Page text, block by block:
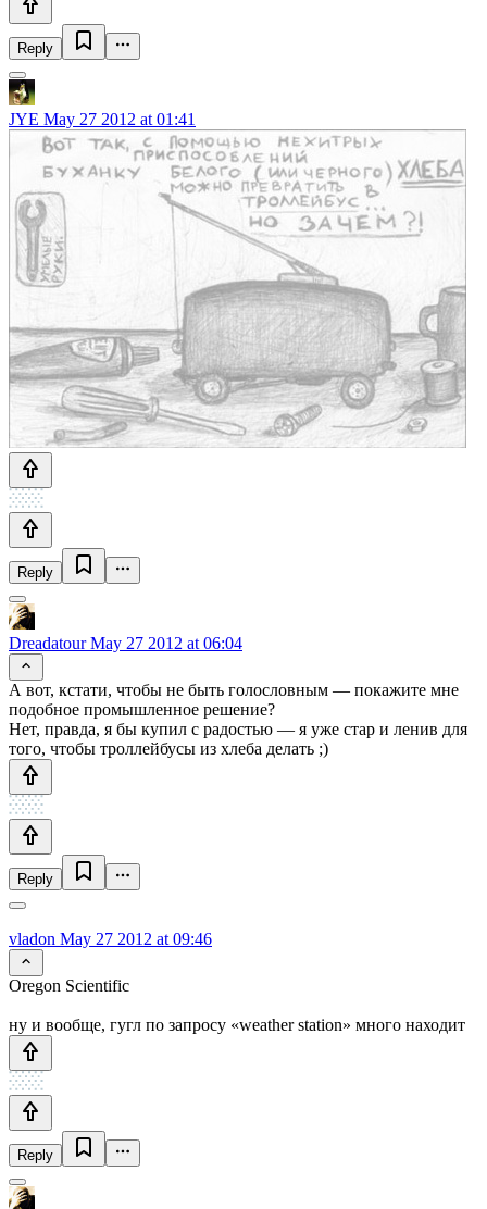
Reply
JYE May 27 2012 at 01:41
Reply
DreadatourMay 27 2012 at 06:04
А вот, кстати, чтобы не быть голословным — покажите мне
подобное промышленное решение?
Нет, правда, я бы купил с радостью — я уже стар и ленив для
того, чтобы троллейбусы из хлеба делать ;)
Reply
vladon May 27 2012 at 09:46
Oregon Scientific
ну и вообще, гугл по запросу «weather station» много находит
Reply